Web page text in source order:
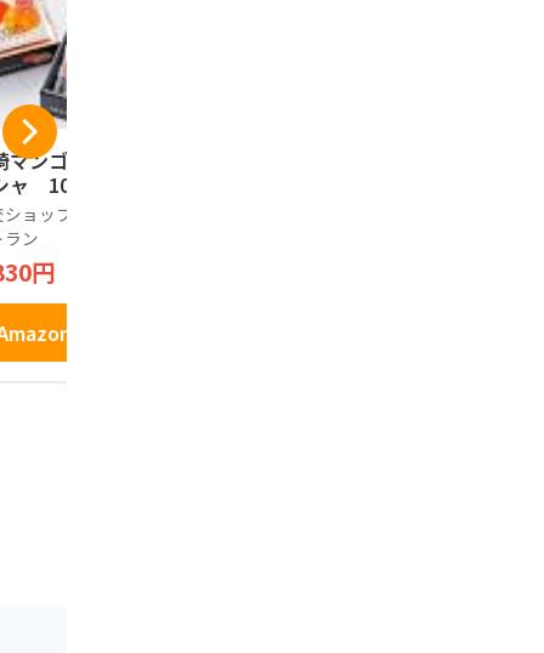
マンゴーラング
ャ 10枚
ョップアンドレ
ラン
円
で見る